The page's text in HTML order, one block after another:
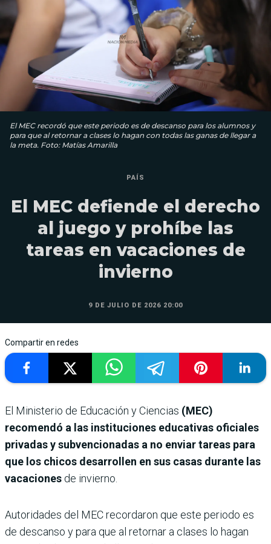
El MEC recordó que este periodo es de descanso para los alumnos y
para que al retornar a clases lo hagan con todas las ganas de llegar a
la meta. Foto: Matías Amarilla
PAÍS
El MEC defiende el derecho
al juego y prohíbe las
tareas en vacaciones de
invierno
9 DE JULIO DE 2026 20:00
Compartir en redes
El Ministerio de Educación y Ciencias (MEC)
recomendó a las instituciones educativas oficiales
privadas y subvencionadas a no enviar tareas para
que los chicos desarrollen en sus casas durante las
vacaciones de invierno.
Autoridades del MEC recordaron que este periodo es
de descanso y para que al retornar a clases lo hagan